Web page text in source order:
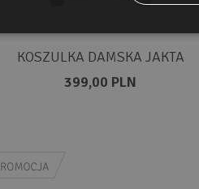
KOSZULKA DAMSKA JAKTA
399,00 PLN